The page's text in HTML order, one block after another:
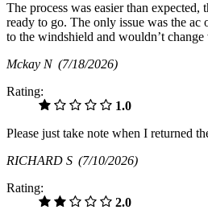
The process was easier than expected,
ready to go. The only issue was the
to the windshield and wouldn’t
Mckay N (7/18/2026)
Rating:
1.0
Please just take note when I returned
RICHARD S (7/10/2026)
Rating:
2.0